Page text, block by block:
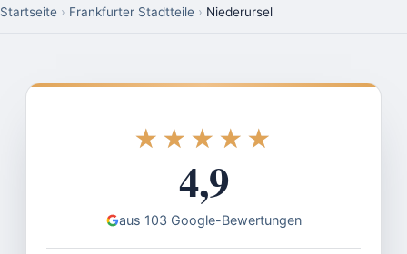
Startseite › Frankfurter Stadtteile › Niederursel
★★★★★
★★★★★
4,9
aus 103 Google-Bewertungen